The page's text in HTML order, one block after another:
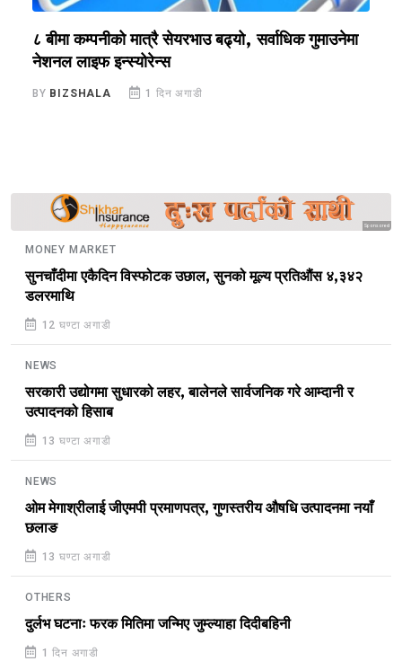
८ बीमा कम्पनीको मात्रै सेयरभाउ बढ्यो, सर्वाधिक गुमाउनेमा
नेशनल लाइफ इन्स्योरेन्स
BY BIZSHALA 1 दिन अगाडी
Sponsored
MONEY MARKET
सुनचाँदीमा एकैदिन विस्फोटक उछाल, सुनको मूल्य प्रतिऔंस ४,३४२
डलरमाथि
12 घण्टा अगाडी
NEWS
सरकारी उद्योगमा सुधारको लहर, बालेनले सार्वजनिक गरे आम्दानी र
उत्पादनको हिसाब
13 घण्टा अगाडी
NEWS
ओम मेगाश्रीलाई जीएमपी प्रमाणपत्र, गुणस्तरीय औषधि उत्पादनमा नयाँ
छलाङ
13 घण्टा अगाडी
OTHERS
दुर्लभ घटनाः फरक मितिमा जन्मिए जुम्ल्याहा दिदीबहिनी
1 दिन अगाडी